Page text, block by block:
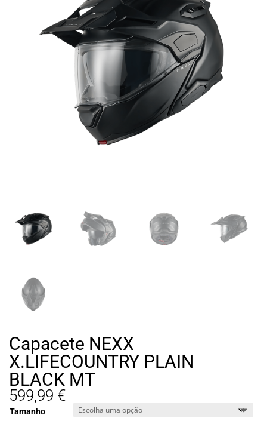
Capacete NEXX
X.LIFECOUNTRY PLAIN
BLACK MT
599,99 €
Tamanho